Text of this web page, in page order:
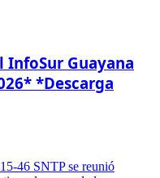
Guayana
*Descarga